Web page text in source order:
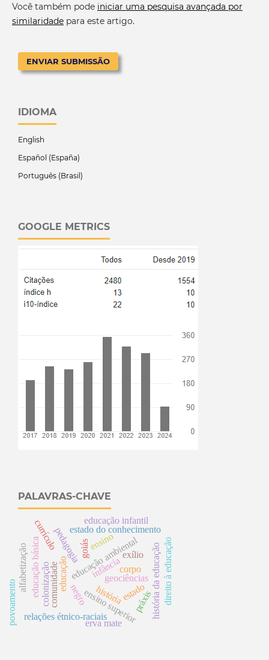
Você também pode iniciar uma pesquisa avançada por
similaridadepara este artigo.
ENVIAR SUBMISSÃO
IDIOMA
English
Español (España)
Português (Brasil)
GOOGLE METRICS
PALAVRAS-CHAVE
infância
história
corpo
geociências
educação ambiental
educação
comunidade
colonização estado
negro história da educação
goiás
ensino superior
relações étnico-raciais
educação básica
estado do conhecimento
direito à educação
pedagogia ensino
currículo educação infantil
exílio
alfabetização
práxis
erva mate
povoamento